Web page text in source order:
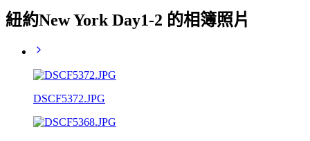
紐約New York Day1-2 的相簿照片
DSCF5372.JPG